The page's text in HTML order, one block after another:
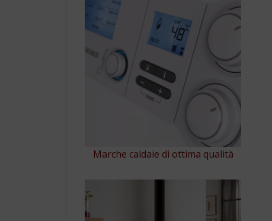
Marche caldaie di ottima qualità